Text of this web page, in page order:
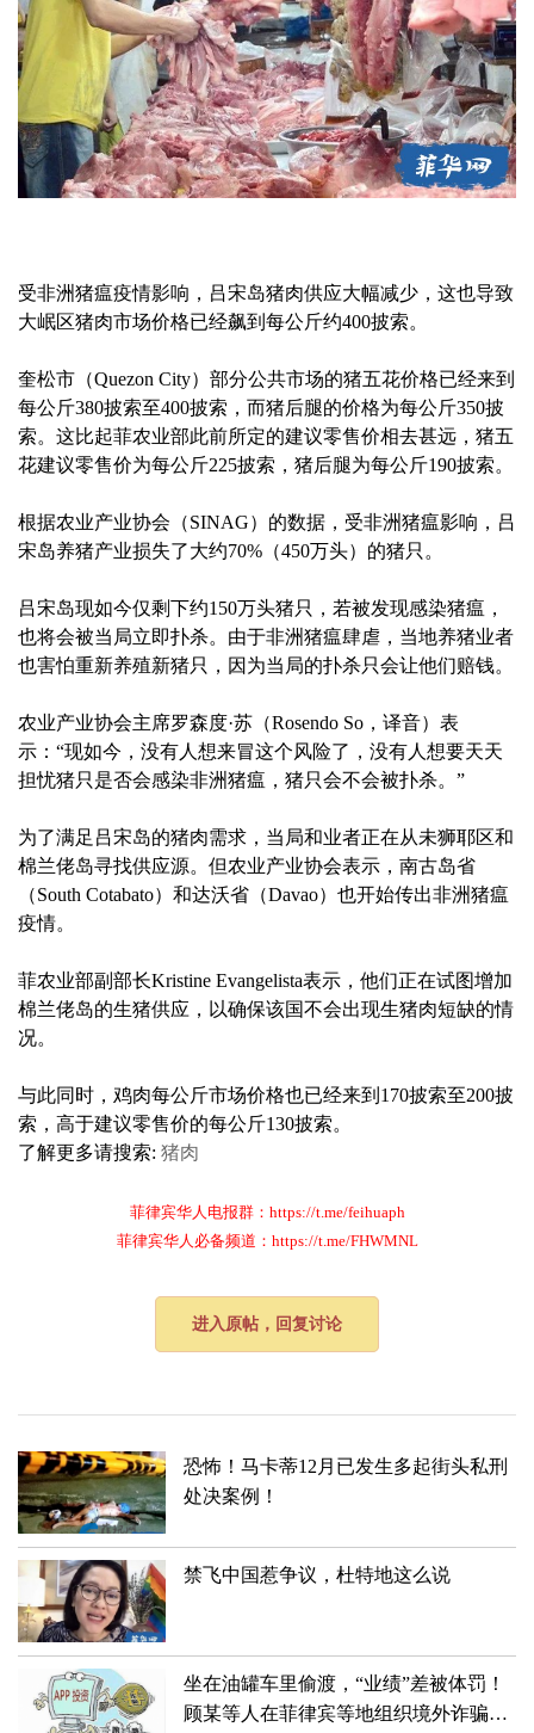
受非洲猪瘟疫情影响，吕宋岛猪肉供应大幅减少，这也导致
大岷区猪肉市场价格已经飙到每公斤约400披索。
奎松市（Quezon City）部分公共市场的猪五花价格已经来到
每公斤380披索至400披索，而猪后腿的价格为每公斤350披
索。这比起菲农业部此前所定的建议零售价相去甚远，猪五
花建议零售价为每公斤225披索，猪后腿为每公斤190披索。
根据农业产业协会（SINAG）的数据，受非洲猪瘟影响，吕
宋岛养猪产业损失了大约70%（450万头）的猪只。
吕宋岛现如今仅剩下约150万头猪只，若被发现感染猪瘟，
也将会被当局立即扑杀。由于非洲猪瘟肆虐，当地养猪业者
也害怕重新养殖新猪只，因为当局的扑杀只会让他们赔钱。
农业产业协会主席罗森度·苏（Rosendo So，译音）表
示：“现如今，没有人想来冒这个风险了，没有人想要天天
担忧猪只是否会感染非洲猪瘟，猪只会不会被扑杀。”
为了满足吕宋岛的猪肉需求，当局和业者正在从未狮耶区和
棉兰佬岛寻找供应源。但农业产业协会表示，南古岛省
（South Cotabato）和达沃省（Davao）也开始传出非洲猪瘟
疫情。
菲农业部副部长Kristine Evangelista表示，他们正在试图增加
棉兰佬岛的生猪供应，以确保该国不会出现生猪肉短缺的情
况。
与此同时，鸡肉每公斤市场价格也已经来到170披索至200披
索，高于建议零售价的每公斤130披索。
了解更多请搜索: 猪肉
菲律宾华人电报群：https://t.me/feihuaph
菲律宾华人必备频道：https://t.me/FHWMNL
进入原帖，回复讨论
恐怖！马卡蒂12月已发生多起街头私刑
处决案例！
禁飞中国惹争议，杜特地这么说
坐在油罐车里偷渡，“业绩”差被体罚！
顾某等人在菲律宾等地组织境外诈骗团